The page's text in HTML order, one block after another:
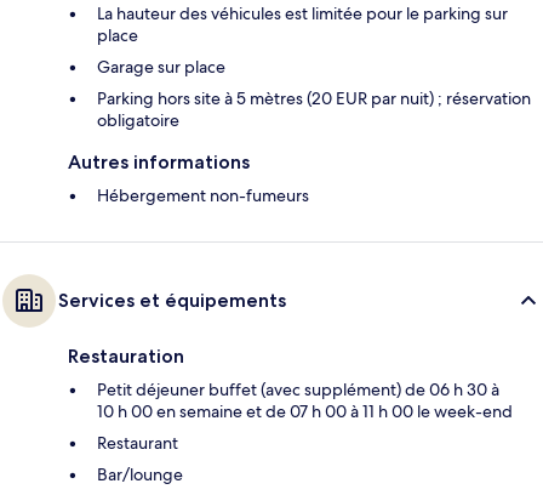
La hauteur des véhicules est limitée pour le parking sur
place
Garage sur place
Parking hors site à 5 mètres (20 EUR par nuit) ; réservation
obligatoire
Autres informations
Hébergement non-fumeurs
Services et équipements
Restauration
Petit déjeuner buffet (avec supplément) de 06 h 30 à
10 h 00 en semaine et de 07 h 00 à 11 h 00 le week-end
Restaurant
Bar/lounge